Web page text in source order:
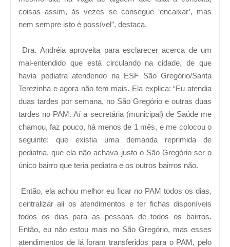
coisas assim, às vezes se consegue ‘encaixar’, mas
nem sempre isto é possível”, destaca.
Dra. Andréia aproveita para esclarecer acerca de um
mal-entendido que está circulando na cidade, de que
havia pediatra atendendo na ESF São Gregório/Santa
Terezinha e agora não tem mais. Ela explica: “Eu atendia
duas tardes por semana, no São Gregório e outras duas
tardes no PAM. Aí a secretária (municipal) de Saúde me
chamou, faz pouco, há menos de 1 mês, e me colocou o
seguinte: que existia uma demanda reprimida de
pediatria, que ela não achava justo o São Gregório ser o
único bairro que teria pediatra e os outros bairros não.
Então, ela achou melhor eu ficar no PAM todos os dias,
centralizar ali os atendimentos e ter fichas disponíveis
todos os dias para as pessoas de todos os bairros.
Então, eu não estou mais no São Gregório, mas esses
atendimentos de lá foram transferidos para o PAM, pelo